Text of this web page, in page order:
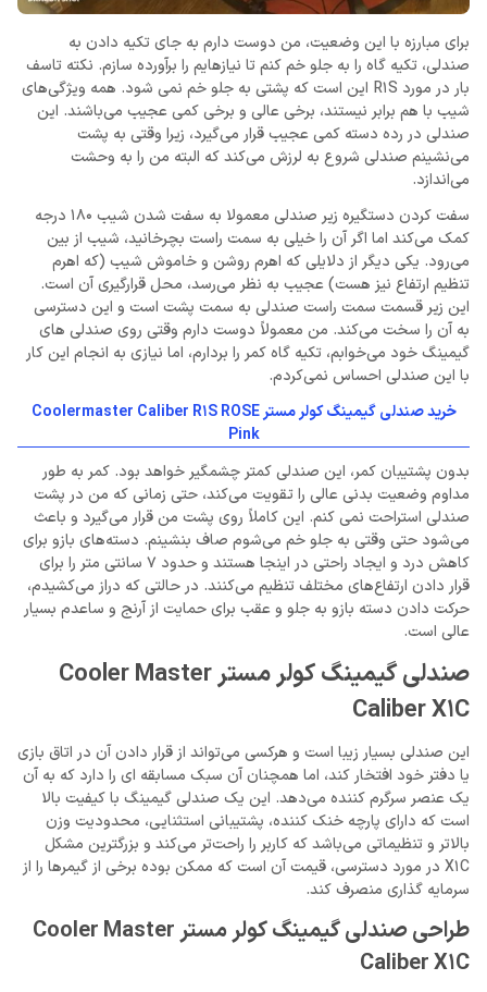
برای مبارزه با این وضعیت، من دوست دارم به جای تکیه دادن به
صندلی، تکیه گاه را به جلو خم کنم تا نیازهایم را برآورده سازم. نکته تاسف
بار در مورد R1S این است که پشتی به جلو خم نمی شود. همه ویژگی‌های
شیب با هم برابر نیستند، برخی عالی و برخی کمی عجیب می‌باشند. این
صندلی در رده دسته کمی عجیب قرار می‌گیرد، زیرا وقتی به پشت
می‌نشینم صندلی شروع به لرزش می‌کند که البته من را به وحشت
می‌اندازد.
سفت کردن دستگیره زیر صندلی معمولا به سفت شدن شیب 180 درجه
کمک می‌کند اما اگر آن را خیلی به سمت راست بچرخانید، شیب از بین
می‌رود. یکی دیگر از دلایلی که اهرم روشن و خاموش شیب (که اهرم
تنظیم ارتفاع نیز هست) عجیب به نظر می‌رسد، محل قرارگیری آن است.
این زیر قسمت سمت راست صندلی به سمت پشت است و این دسترسی
به آن را سخت می‌کند. من معمولاً دوست دارم وقتی روی صندلی های
گیمینگ خود می‌خوابم، تکیه‌ گاه کمر را بردارم، اما نیازی به انجام این کار
با این صندلی احساس نمی‌کردم.
خرید صندلی گیمینگ کولر مستر Coolermaster Caliber R1S ROSE
Pink
بدون پشتیبان کمر، این صندلی کمتر چشمگیر خواهد بود. کمر به طور
مداوم وضعیت بدنی عالی را تقویت می‌کند، حتی زمانی که من در پشت
صندلی استراحت نمی کنم. این کاملاً روی پشت من قرار می‌گیرد و باعث
می‌شود حتی وقتی به جلو خم می‌شوم صاف بنشینم. دسته‌های بازو برای
کاهش درد و ایجاد راحتی در اینجا هستند و حدود 7 سانتی متر را برای
قرار دادن ارتفاع‌های مختلف تنظیم می‌کنند. در حالتی که دراز می‌کشیدم،
حرکت دادن دسته بازو به جلو و عقب برای حمایت از آرنج و ساعدم بسیار
عالی است.
صندلی گیمینگ کولر مستر Cooler Master
Caliber X1C
این صندلی بسیار زیبا است و هرکسی می‌تواند از قرار دادن آن در اتاق بازی
یا دفتر خود افتخار کند، اما همچنان آن سبک مسابقه ای را دارد که به آن
یک عنصر سرگرم کننده می‌دهد. این یک صندلی گیمینگ با کیفیت بالا
است که دارای پارچه خنک ‌کننده، پشتیبانی استثنایی، محدودیت وزن
بالاتر و تنظیماتی می‌باشد که کاربر را راحت‌تر می‌کند و بزرگترین مشکل
X1C در مورد دسترسی، قیمت آن است که ممکن بوده برخی از گیمرها را از
سرمایه‌ گذاری منصرف کند.
طراحی صندلی گیمینگ کولر مستر Cooler Master
Caliber X1C